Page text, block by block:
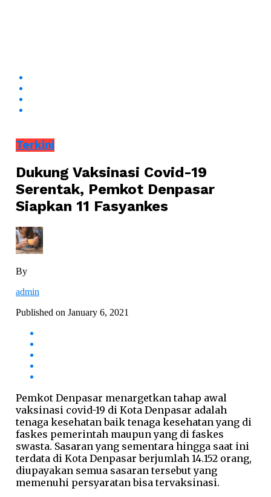
Terkini
Dukung Vaksinasi Covid-19
Serentak, Pemkot Denpasar
Siapkan 11 Fasyankes
By
admin
Published on January 6, 2021
Pemkot Denpasar menargetkan tahap awal
vaksinasi covid-19 di Kota Denpasar adalah
tenaga kesehatan baik tenaga kesehatan yang di
faskes pemerintah maupun yang di faskes
swasta. Sasaran yang sementara hingga saat ini
terdata di Kota Denpasar berjumlah 14.152 orang,
diupayakan semua sasaran tersebut yang
memenuhi persyaratan bisa tervaksinasi.